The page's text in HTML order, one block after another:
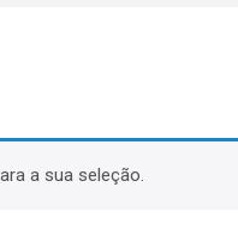
a sua seleção.